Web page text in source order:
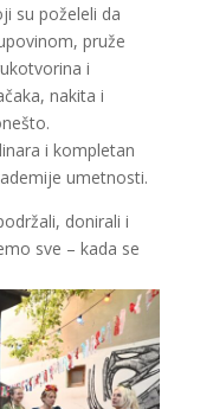
su poželeli da
pruže
i
nakita i
i kompletan
umetnosti.
donirali i
sve – kada se